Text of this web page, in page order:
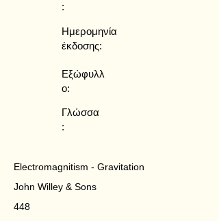
:
Ημερομηνία
έκδοσης:
Εξώφυλλ
ο:
Γλώσσα
:
Electromagnitism - Gravitation
John Willey & Sons
448